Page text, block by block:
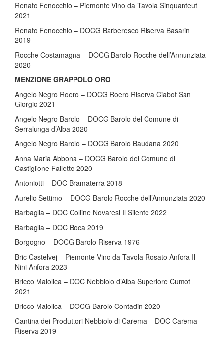
Renato Fenocchio – Piemonte Vino da Tavola Sinquanteut
2021
Renato Fenocchio – DOCG Barberesco Riserva Basarin
2019
Rocche Costamagna – DOCG Barolo Rocche dell’Annunziata
2020
MENZIONE GRAPPOLO ORO
Angelo Negro Roero – DOCG Roero Riserva Ciabot San
Giorgio 2021
Angelo Negro Barolo – DOCG Barolo del Comune di
Serralunga d’Alba 2020
Angelo Negro Barolo – DOCG Barolo Baudana 2020
Anna Maria Abbona – DOCG Barolo del Comune di
Castiglione Falletto 2020
Antoniotti – DOC Bramaterra 2018
Aurelio Settimo – DOCG Barolo Rocche dell’Annunziata 2020
Barbaglia – DOC Colline Novaresi Il Silente 2022
Barbaglia – DOC Boca 2019
Borgogno – DOCG Barolo Riserva 1976
Bric Castelvej – Piemonte Vino da Tavola Rosato Anfora Il
Nini Anfora 2023
Bricco Maiolica – DOC Nebbiolo d’Alba Superiore Cumot
2021
Bricco Maiolica – DOCG Barolo Contadin 2020
Cantina dei Produttori Nebbiolo di Carema – DOC Carema
Riserva 2019